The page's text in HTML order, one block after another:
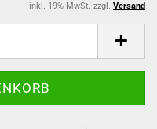
inkl. 19% MwSt. zzgl. Versand